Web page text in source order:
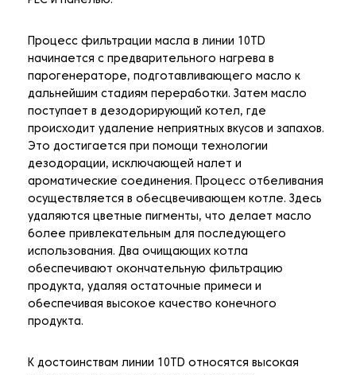
Процесс фильтрации масла в линии 10TD
начинается с предварительного нагрева в
парогенераторе, подготавливающего масло к
дальнейшим стадиям переработки. Затем масло
поступает в дезодорирующий котел, где
происходит удаление неприятных вкусов и запахов.
Это достигается при помощи технологии
дезодорации, исключающей налет и
ароматические соединения. Процесс отбеливания
осуществляется в обесцвечивающем котле. Здесь
удаляются цветные пигменты, что делает масло
более привлекательным для последующего
использования. Два очищающих котла
обеспечивают окончательную фильтрацию
продукта, удаляя остаточные примеси и
обеспечивая высокое качество конечного
продукта.
К достоинствам линии 10TD относятся высокая